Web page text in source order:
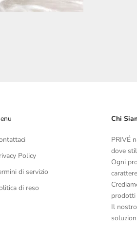
Policy
di servizio
di reso
Chi
PRIVÉ
dove
Ogni
prodotti
Il